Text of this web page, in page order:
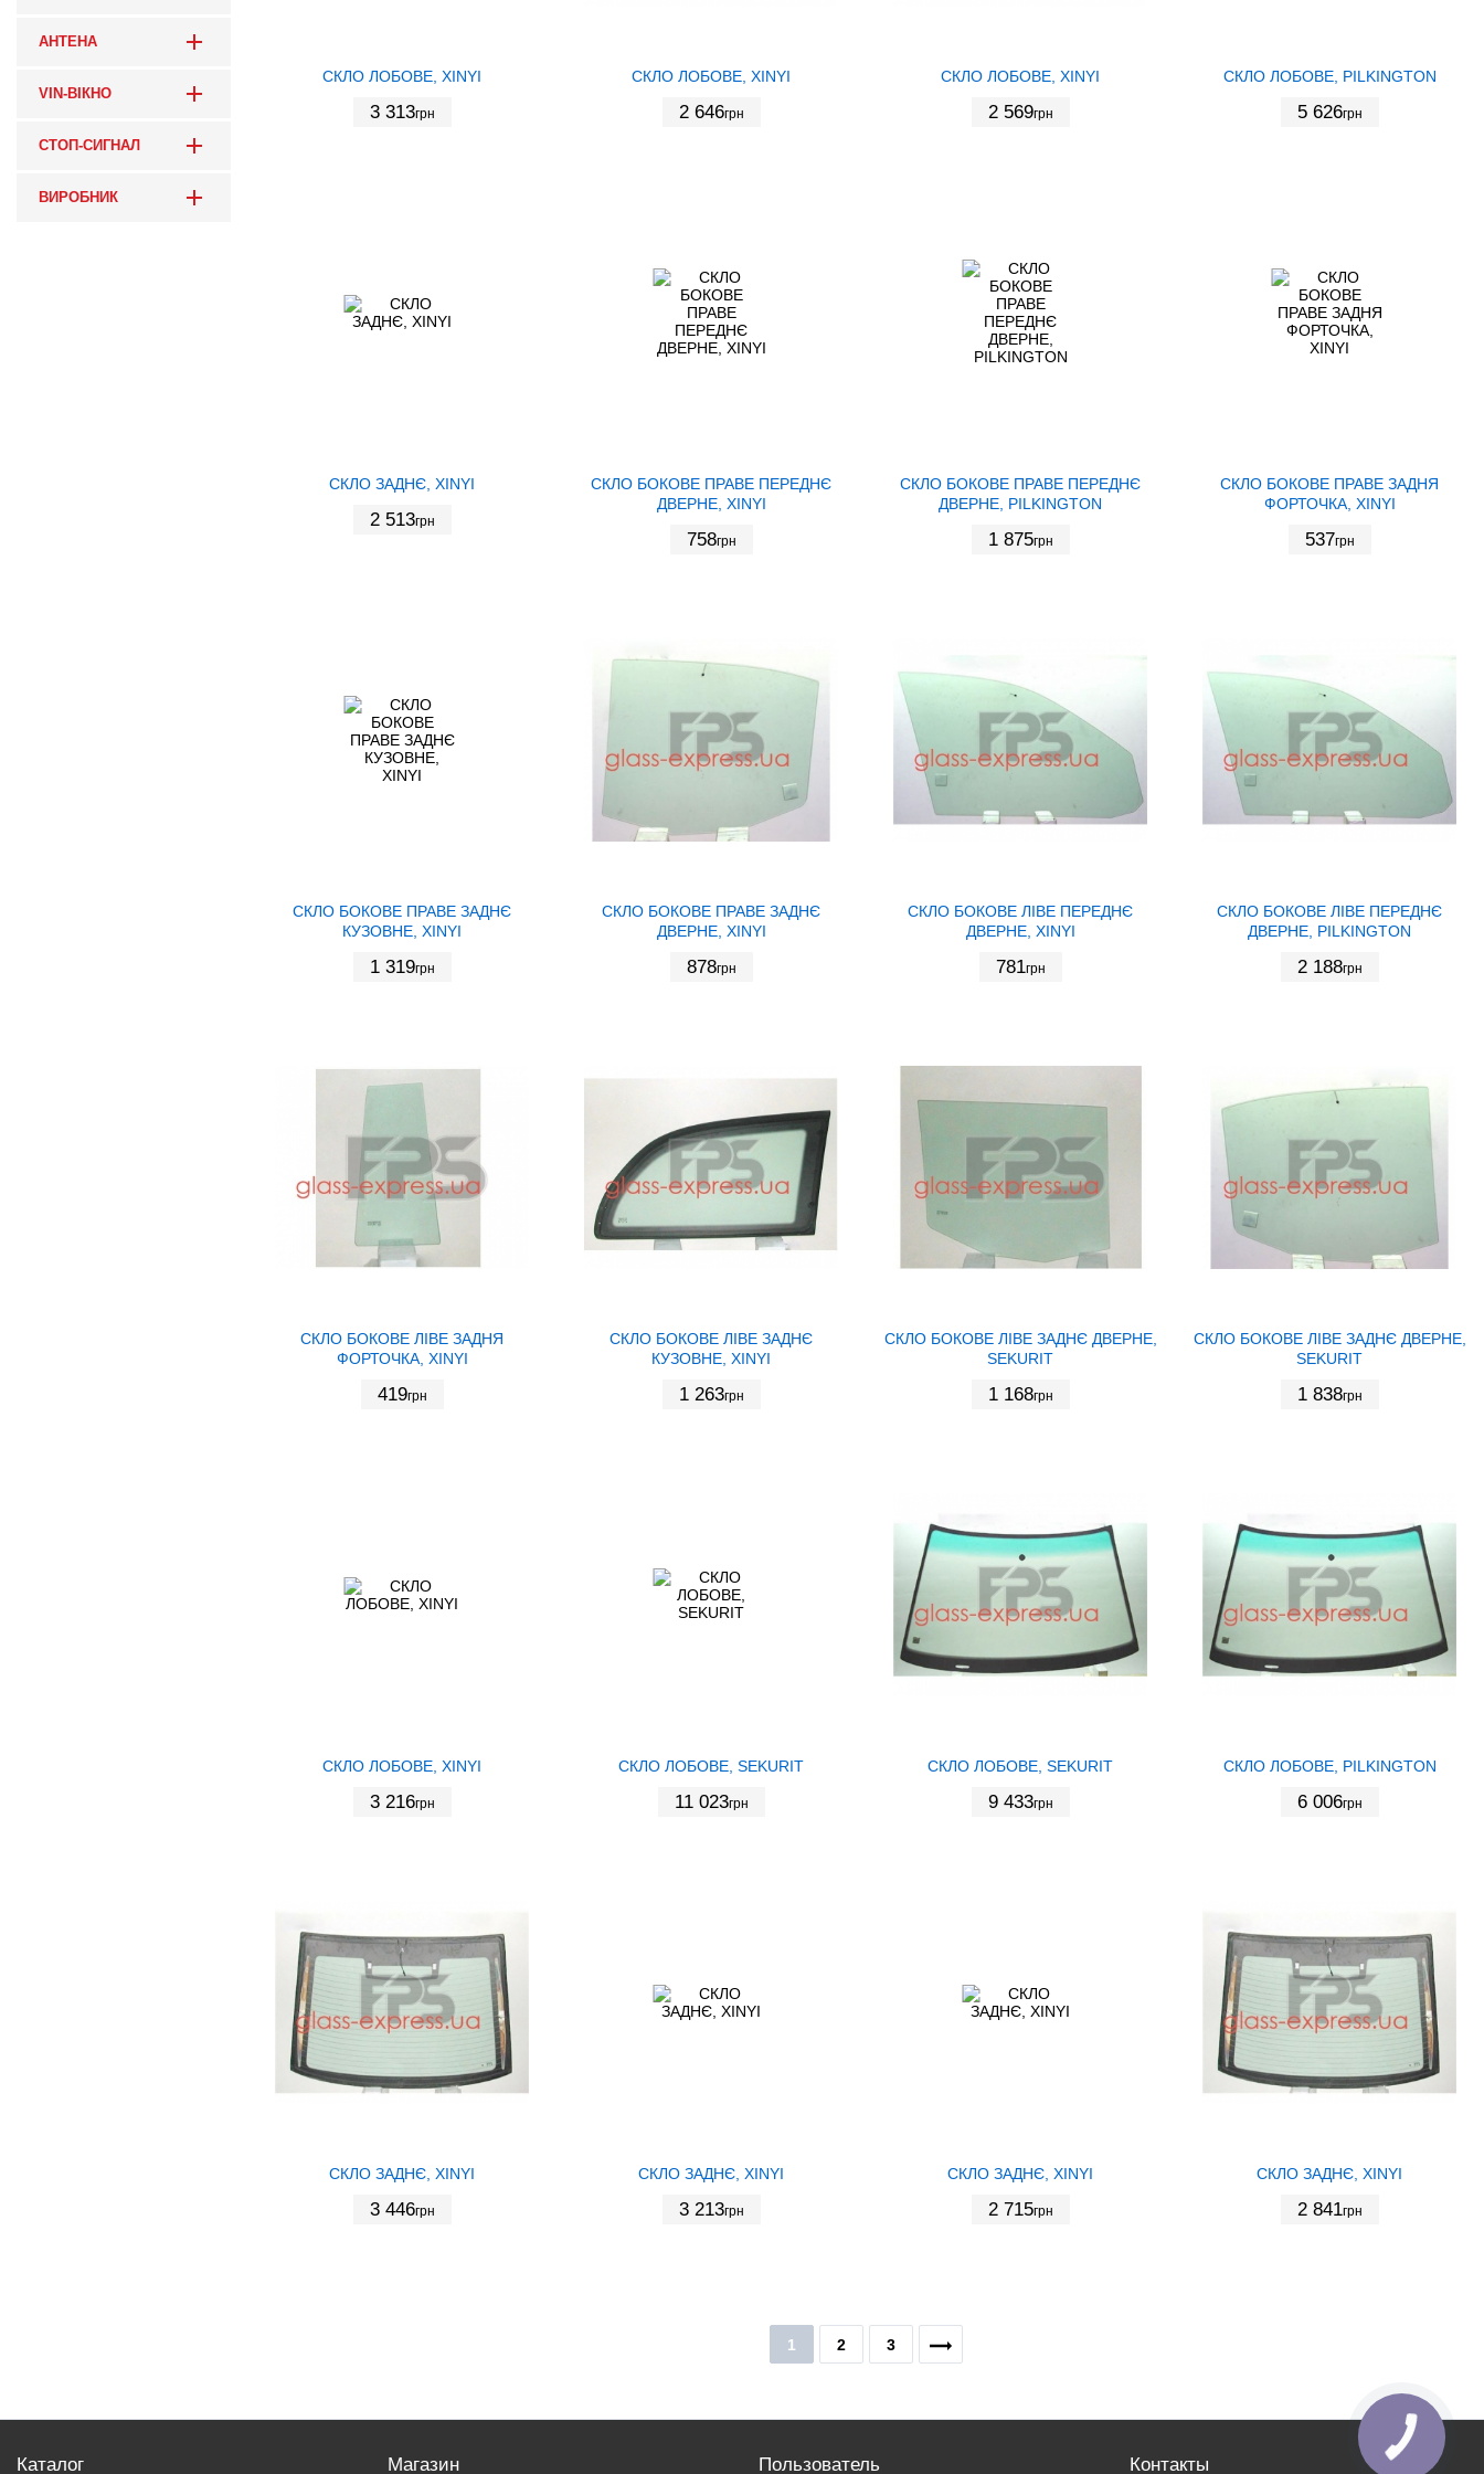
АНТЕНА
VIN-ВІКНО
СТОП-СИГНАЛ
ВИРОБНИК
СКЛО ЛОБОВЕ, XINYI
3 313грн
СКЛО ЛОБОВЕ, XINYI
2 646грн
СКЛО ЛОБОВЕ, XINYI
2 569грн
СКЛО ЛОБОВЕ, PILKINGTON
5 626грн
СКЛО ЗАДНЄ, XINYI
2 513грн
СКЛО БОКОВЕ ПРАВЕ ПЕРЕДНЄ
ДВЕРНЕ, XINYI
758грн
СКЛО БОКОВЕ ПРАВЕ ПЕРЕДНЄ
ДВЕРНЕ, PILKINGTON
1 875грн
СКЛО БОКОВЕ ПРАВЕ ЗАДНЯ
ФОРТОЧКА, XINYI
537грн
СКЛО БОКОВЕ ПРАВЕ ЗАДНЄ
КУЗОВНЕ, XINYI
1 319грн
СКЛО БОКОВЕ ПРАВЕ ЗАДНЄ
ДВЕРНЕ, XINYI
878грн
СКЛО БОКОВЕ ЛІВЕ ПЕРЕДНЄ
ДВЕРНЕ, XINYI
781грн
СКЛО БОКОВЕ ЛІВЕ ПЕРЕДНЄ
ДВЕРНЕ, PILKINGTON
2 188грн
СКЛО БОКОВЕ ЛІВЕ ЗАДНЯ
ФОРТОЧКА, XINYI
419грн
СКЛО БОКОВЕ ЛІВЕ ЗАДНЄ
КУЗОВНЕ, XINYI
1 263грн
СКЛО БОКОВЕ ЛІВЕ ЗАДНЄ ДВЕРНЕ,
SEKURIT
1 168грн
СКЛО БОКОВЕ ЛІВЕ ЗАДНЄ ДВЕРНЕ,
SEKURIT
1 838грн
СКЛО ЛОБОВЕ, XINYI
3 216грн
СКЛО ЛОБОВЕ, SEKURIT
11 023грн
СКЛО ЛОБОВЕ, SEKURIT
9 433грн
СКЛО ЛОБОВЕ, PILKINGTON
6 006грн
СКЛО ЗАДНЄ, XINYI
3 446грн
СКЛО ЗАДНЄ, XINYI
3 213грн
СКЛО ЗАДНЄ, XINYI
2 715грн
СКЛО ЗАДНЄ, XINYI
2 841грн
1 2 3
Каталог Магазин Пользователь Контакты